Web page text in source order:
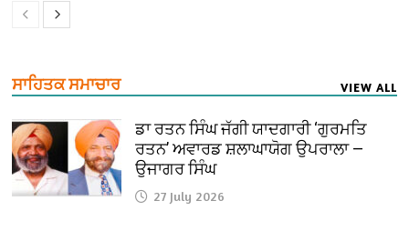
ਸਾਹਿਤਕ ਸਮਾਚਾਰ VIEW ALL
ਡਾ ਰਤਨ ਸਿੰਘ ਜੱਗੀ ਯਾਦਗਾਰੀ ‘ਗੁਰਮਤਿ
ਰਤਨ’ ਅਵਾਰਡ ਸ਼ਲਾਘਾਯੋਗ ਉਪਰਾਲਾ —
ਉਜਾਗਰ ਸਿੰਘ
27 July 2026